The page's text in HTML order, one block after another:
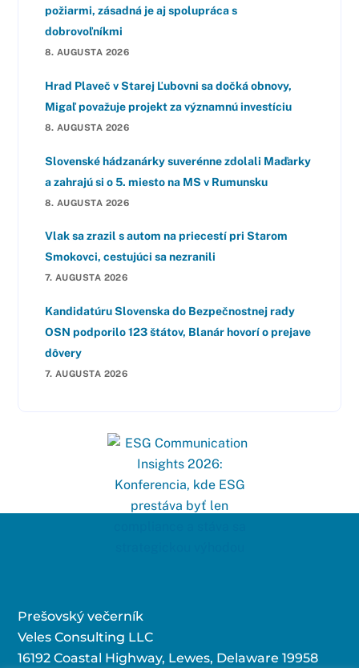
požiarmi, zásadná je aj spolupráca s
dobrovoľníkmi
8. AUGUSTA 2026
Hrad Plaveč v Starej Ľubovni sa dočká obnovy,
Migaľ považuje projekt za významnú investíciu
8. AUGUSTA 2026
Slovenské hádzanárky suverénne zdolali Maďarky
a zahrajú si o 5. miesto na MS v Rumunsku
8. AUGUSTA 2026
Vlak sa zrazil s autom na priecestí pri Starom
Smokovci, cestujúci sa nezranili
7. AUGUSTA 2026
Kandidatúru Slovenska do Bezpečnostnej rady
OSN podporilo 123 štátov, Blanár hovorí o prejave
dôvery
7. AUGUSTA 2026
Prešovský večerník
Veles Consulting LLC
16192 Coastal Highway, Lewes, Delaware 19958